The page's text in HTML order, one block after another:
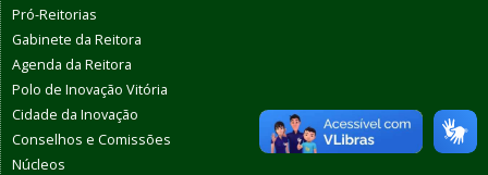
Pró-Reitorias
Gabinete da Reitora
Agenda da Reitora
Polo de Inovação Vitória
Cidade da Inovação
Conselhos e Comissões
Núcleos